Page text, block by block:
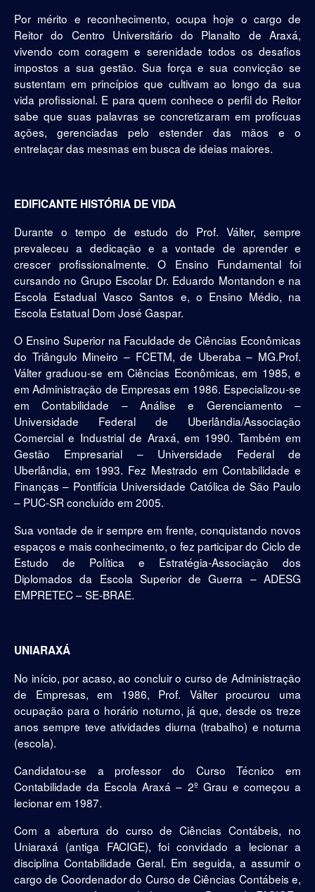
Por mérito e reconhecimento, ocupa hoje o cargo de
Reitor do Centro Universitário do Planalto de Araxá,
vivendo com coragem e serenidade todos os desafios
impostos a sua gestão. Sua força e sua convicção se
sustentam em princípios que cultivam ao longo da sua
vida profissional. E para quem conhece o perfil do Reitor
sabe que suas palavras se concretizaram em profícuas
ações, gerenciadas pelo estender das mãos e o
entrelaçar das mesmas em busca de ideias maiores.
EDIFICANTE HISTÓRIA DE VIDA
Durante o tempo de estudo do Prof. Válter, sempre
prevaleceu a dedicação e a vontade de aprender e
crescer profissionalmente. O Ensino Fundamental foi
cursando no Grupo Escolar Dr. Eduardo Montandon e na
Escola Estadual Vasco Santos e, o Ensino Médio, na
Escola Estatual Dom José Gaspar.
O Ensino Superior na Faculdade de Ciências Econômicas
do Triângulo Mineiro – FCETM, de Uberaba – MG.Prof.
Válter graduou-se em Ciências Econômicas, em 1985, e
em Administração de Empresas em 1986. Especializou-se
em Contabilidade – Análise e Gerenciamento –
Universidade Federal de Uberlândia/Associação
Comercial e Industrial de Araxá, em 1990. Também em
Gestão Empresarial – Universidade Federal de
Uberlândia, em 1993. Fez Mestrado em Contabilidade e
Finanças – Pontifícia Universidade Católica de São Paulo
– PUC-SR concluído em 2005.
Sua vontade de ir sempre em frente, conquistando novos
espaços e mais conhecimento, o fez participar do Ciclo de
Estudo de Política e Estratégia-Associação dos
Diplomados da Escola Superior de Guerra – ADESG
EMPRETEC – SE-BRAE.
UNIARAXÁ
No início, por acaso, ao concluir o curso de Administração
de Empresas, em 1986, Prof. Válter procurou uma
ocupação para o horário noturno, já que, desde os treze
anos sempre teve atividades diurna (trabalho) e noturna
(escola).
Candidatou-se a professor do Curso Técnico em
Contabilidade da Escola Araxá – 2º Grau e começou a
lecionar em 1987.
Com a abertura do curso de Ciências Contábeis, no
Uniaraxá (antiga FACIGE), foi convidado a lecionar a
disciplina Contabilidade Geral. Em seguida, a assumir o
cargo de Coordenador do Curso de Ciências Contábeis e,